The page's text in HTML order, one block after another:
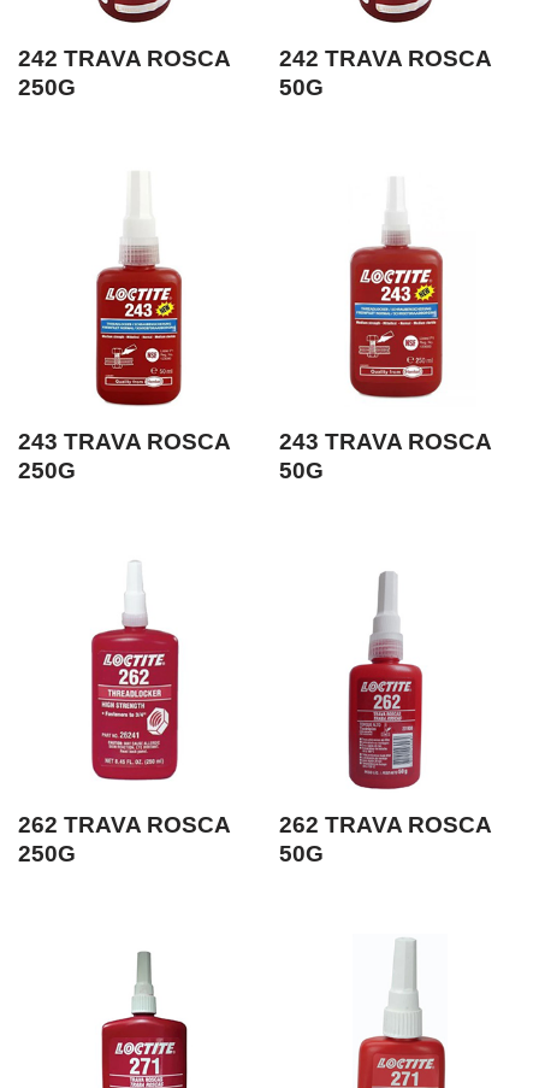
242 TRAVA ROSCA
250G
242 TRAVA ROSCA
50G
243 TRAVA ROSCA
250G
243 TRAVA ROSCA
50G
262 TRAVA ROSCA
250G
262 TRAVA ROSCA
50G